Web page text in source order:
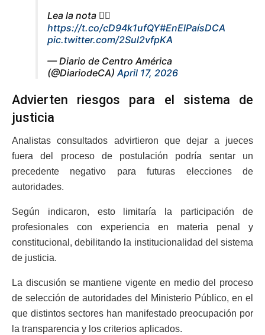
Lea la nota 👇🏻
https://t.co/cD94k1ufQY#EnElPaísDCA
pic.twitter.com/2Sul2vfpKA
— Diario de Centro América
(@DiariodeCA) April 17, 2026
Advierten riesgos para el sistema de
justicia
Analistas consultados advirtieron que dejar a jueces
fuera del proceso de postulación podría sentar un
precedente negativo para futuras elecciones de
autoridades.
Según indicaron, esto limitaría la participación de
profesionales con experiencia en materia penal y
constitucional, debilitando la institucionalidad del sistema
de justicia.
La discusión se mantiene vigente en medio del proceso
de selección de autoridades del Ministerio Público, en el
que distintos sectores han manifestado preocupación por
la transparencia y los criterios aplicados.